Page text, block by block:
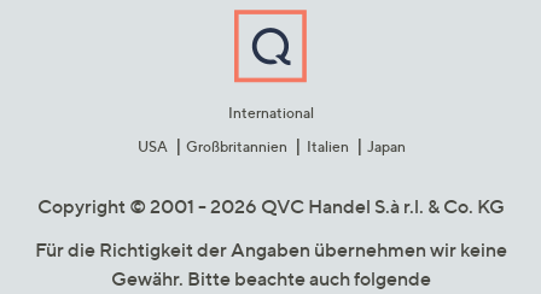
International
USA
Großbritannien Italien Japan
Copyright © 2001 - 2026 QVC Handel S.à r.l. & Co. KG
Für die Richtigkeit der Angaben übernehmen wir keine
Gewähr. Bitte beachte auch folgende